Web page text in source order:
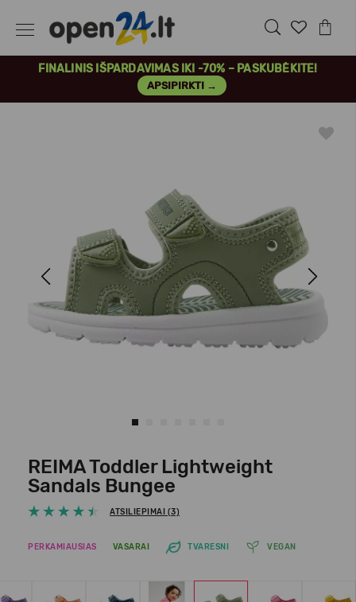
FINALINIS IŠPARDAVIMAS IKI -70% – PASKUBĖKITE!
APSIPIRKTI →
Previous Next
REIMA Toddler Lightweight
Sandals Bungee
ATSILIEPIMAI (3)
PERKAMIAUSIAS VASARAI TVARESNI VEGAN